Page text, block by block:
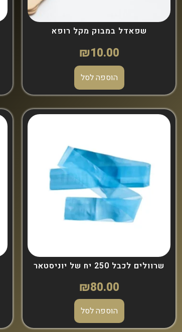
שפאדל במבוק מקל רופא
₪10.00
הוספה לסל
שרוולים לכבל 250 יח של יוניסטאר
₪80.00
הוספה לסל